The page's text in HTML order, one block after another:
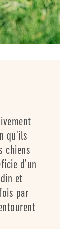
qu’ils
chiens
d’un
et
par